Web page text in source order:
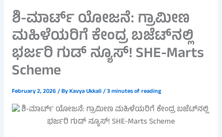
ಶಿ-ಮಾರ್ಟ್ ಯೋಜನೆ: ಗ್ರಾಮೀಣ
ಮಹಿಳೆಯರಿಗೆ ಕೇಂದ್ರ ಬಜೆಟ್‌ನಲ್ಲಿ
ಭರ್ಜರಿ ಗುಡ್ ನ್ಯೂಸ್! SHE-Marts
Scheme
February 2, 2026/ ByKavya Ukkali/3 minutes of reading